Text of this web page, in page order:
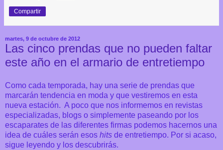
Compartir
martes, 9 de octubre de 2012
Las cinco prendas que no pueden faltar
este año en el armario de entretiempo
Como cada temporada, hay una serie de prendas que
marcarán tendencia en moda y que vestiremos en esta
nueva estación. A poco que nos informemos en revistas
especializadas, blogs o simplemente paseando por los
escaparates de las diferentes firmas podemos hacernos una
idea de cuáles serán esos hits de entretiempo. Por si acaso,
sigue leyendo y los descubrirás.